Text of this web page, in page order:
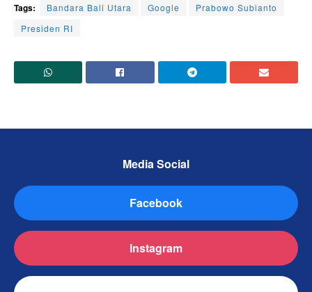
Tags: Bandara Bali Utara Google
Prabowo Subianto
Presiden RI
Media Social
Facebook
Instagram